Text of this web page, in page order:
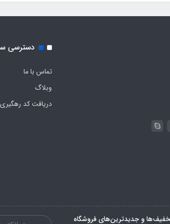
دسترسی
تماس با ما
وبلاگ
دریافت کد
و جدیدترین‌های فروشگاه